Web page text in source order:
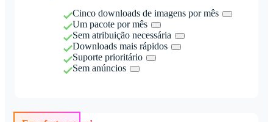
Cinco downloads de imagens por mês
Um pacote por mês
Sem atribuição necessária
Downloads mais rápidos
Suporte prioritário
Sem anúncios